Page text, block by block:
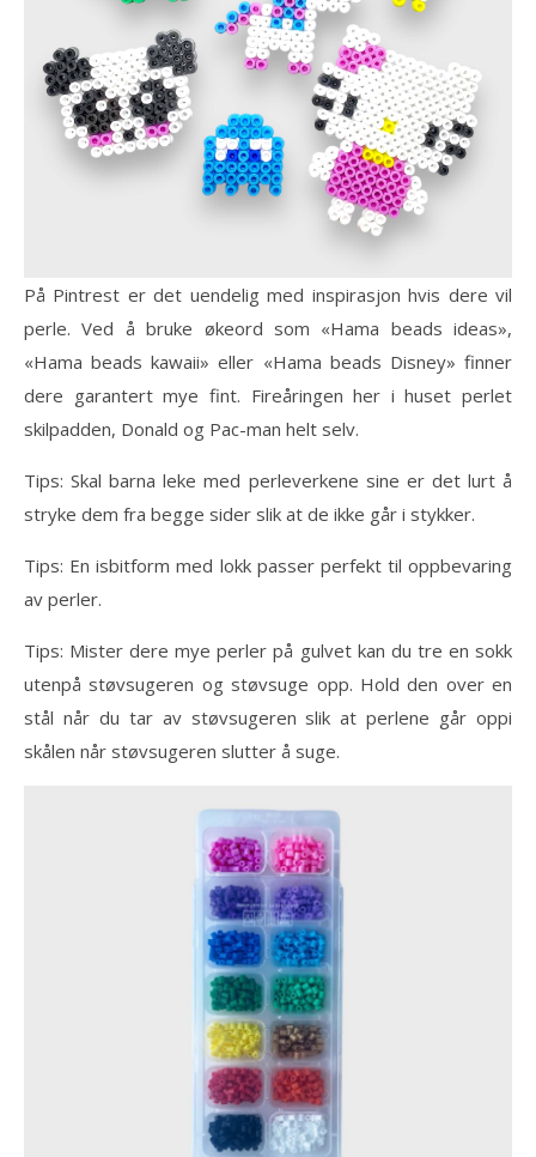
På Pintrest er det uendelig med inspirasjon hvis dere vil
perle. Ved å bruke økeord som «Hama beads ideas»,
«Hama beads kawaii» eller «Hama beads Disney» finner
dere garantert mye fint. Fireåringen her i huset perlet
skilpadden, Donald og Pac-man helt selv.
Tips: Skal barna leke med perleverkene sine er det lurt å
stryke dem fra begge sider slik at de ikke går i stykker.
Tips: En isbitform med lokk passer perfekt til oppbevaring
av perler.
Tips: Mister dere mye perler på gulvet kan du tre en sokk
utenpå støvsugeren og støvsuge opp. Hold den over en
stål når du tar av støvsugeren slik at perlene går oppi
skålen når støvsugeren slutter å suge.